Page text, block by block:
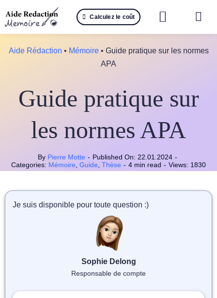
au
contenu
Calculez le coût
📚
📝
📝
🚀
Aide Rédaction • Mémoire• Guide pratique sur les normes
APA
Guide pratique sur
les normes APA
By Pierre Motte - Published On: 22.01.2024 -
Categories: Mémoire Guide Thèse - 4 min read - Views: 1830
Je suis disponible pour toute question :)
Sophie Delong
Responsable de compte